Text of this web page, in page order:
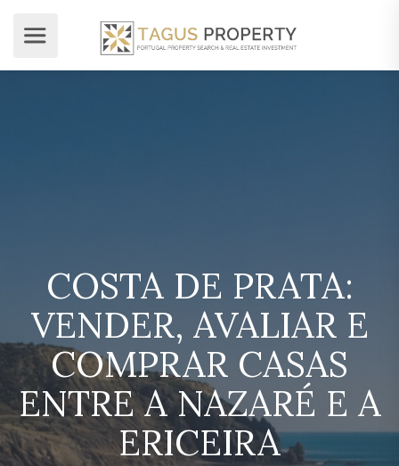
COSTA DE PRATA:
VENDER, AVALIAR E
COMPRAR CASAS
ENTRE A NAZARÉ E A
ERICEIRA